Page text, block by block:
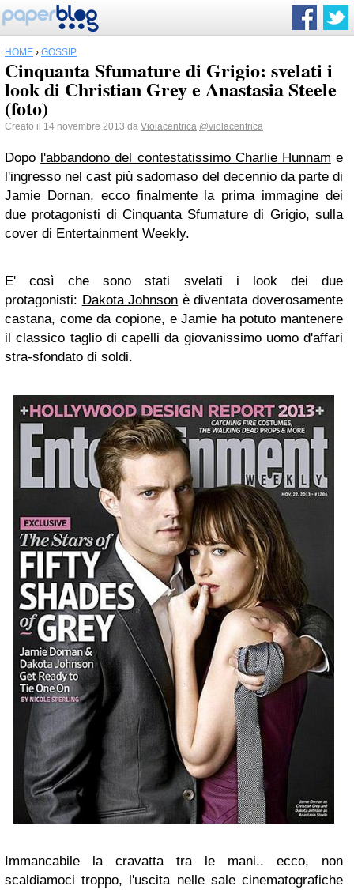
HOME › GOSSIP
Cinquanta Sfumature di Grigio: svelati i
look di Christian Grey e Anastasia Steele
(foto)
Creato il 14 novembre 2013 da Violacentrica @violacentrica
Dopo l'abbandono del contestatissimo Charlie Hunnam e
l'ingresso nel cast più sadomaso del decennio da parte di
Jamie Dornan, ecco finalmente la prima immagine dei
due protagonisti di Cinquanta Sfumature di Grigio, sulla
cover di Entertainment Weekly.
E' così che sono stati svelati i look dei due
protagonisti: Dakota Johnson è diventata doverosamente
castana, come da copione, e Jamie ha potuto mantenere
il classico taglio di capelli da giovanissimo uomo d'affari
stra-sfondato di soldi.
Immancabile la cravatta tra le mani.. ecco, non
scaldiamoci troppo, l'uscita nelle sale cinematografiche